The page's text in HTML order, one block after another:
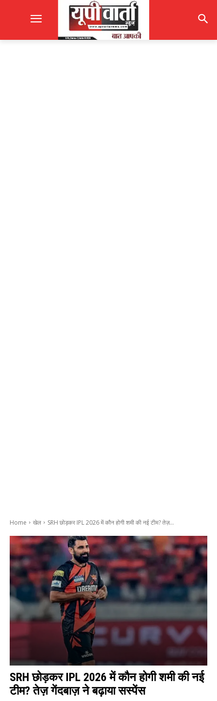
Home खेल SRH छोड़कर IPL 2026 में कौन होगी शमी की नई टीम? तेज़...
SRH छोड़कर IPL 2026 में कौन होगी शमी की नई
टीम? तेज़ गेंदबाज़ ने बढ़ाया सस्पेंस